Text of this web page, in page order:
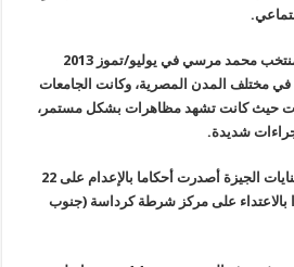
.
ومنذ الانقلاب على الرئيس المنتخب محمد مرسي في يوليو/تموز 2013
مختلف المدن المصرية، وكانت الجامعات
حيث كانت تشهد مظاهرات بشكل مستمر،
شديدة.
وأمس الأربعاء كانت محكمة جنايات الجيزة أصدرت أحكاما بالإعدام على 22
بالاعتداء على مركز شرطة كرداسة (جنوب